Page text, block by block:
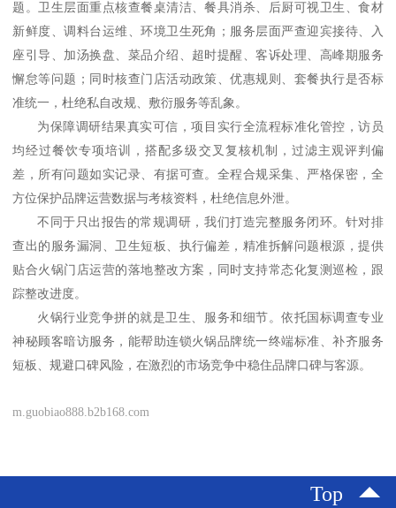
题。卫生层面重点核查餐桌清洁、餐具消杀、后厨可视卫生、食材
新鲜度、调料台运维、环境卫生死角；服务层面严查迎宾接待、入
座引导、加汤换盘、菜品介绍、超时提醒、客诉处理、高峰期服务
懈怠等问题；同时核查门店活动政策、优惠规则、套餐执行是否标
准统一，杜绝私自改规、敷衍服务等乱象。
为保障调研结果真实可信，项目实行全流程标准化管控，访员
均经过餐饮专项培训，搭配多级交叉复核机制，过滤主观评判偏
差，所有问题如实记录、有据可查。全程合规采集、严格保密，全
方位保护品牌运营数据与考核资料，杜绝信息外泄。
不同于只出报告的常规调研，我们打造完整服务闭环。针对排
查出的服务漏洞、卫生短板、执行偏差，精准拆解问题根源，提供
贴合火锅门店运营的落地整改方案，同时支持常态化复测巡检，跟
踪整改进度。
火锅行业竞争拼的就是卫生、服务和细节。依托国标调查专业
神秘顾客暗访服务，能帮助连锁火锅品牌统一终端标准、补齐服务
短板、规避口碑风险，在激烈的市场竞争中稳住品牌口碑与客源。
m.guobiao888.b2b168.com
Top